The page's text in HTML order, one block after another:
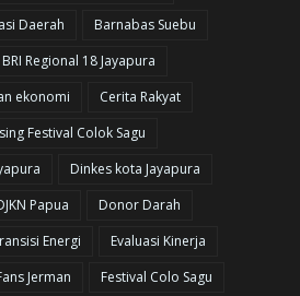
Daerah
Barnabas Suebu
BRI Regional 18 Jayapura
ekonomi
Cerita Rakyat
Festival Colok Sagu
Dinkes kota Jayapura
Papua
Donor Darah
Energi
Evaluasi Kinerja
Jerman
Festival Colo Sagu